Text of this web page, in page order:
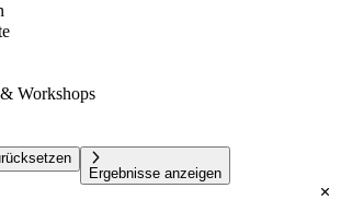
Workshops
Ergebnisse anzeigen